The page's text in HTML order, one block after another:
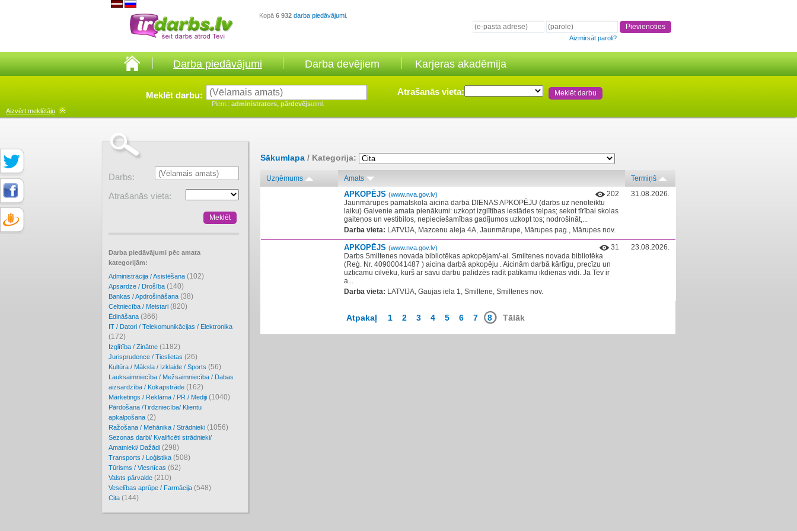
Kopā 6 932 darba piedāvājumi
Aizmirsāt paroli?
Darba piedāvājumi Darba devējiem Karjeras akadēmija
Meklēt darbu:
Piem.: administrators, pārdevējsutml.
Atrašanās vieta:
Aizvērt meklētāju
Darbs:
Atrašanās vieta:
Darba piedāvājumi pēc amata
kategorijām:
Administrācija / Asistēšana (102)
Apsardze / Drošība (140)
Bankas / Apdrošināšana (38)
Celtniecība / Meistari (820)
Ēdināšana (366)
IT / Datori / Telekomunikācijas / Elektronika
(172)
Izglītība / Zinātne (1182)
Jurisprudence / Tieslietas (26)
Kultūra / Māksla / Izklaide / Sports (56)
Lauksaimniecība / Mežsaimniecība / Dabas
aizsardzība / Kokapstrāde (162)
Mārketings / Reklāma / PR / Mediji (1040)
Pārdošana /Tirdzniecība/ Klientu
apkalpošana (2)
Ražošana / Mehānika / Strādnieki (1056)
Sezonas darbi/ Kvalificēti strādnieki/
Amatnieki/ Dažādi (298)
Transports / Loģistika (508)
Tūrisms / Viesnīcas (62)
Valsts pārvalde (210)
Veselības aprūpe / Farmācija (548)
Cita (144)
Sākumlapa / Kategorija:
Uzņēmums Amats Termiņš
APKOPĒJS (www.nva.gov.lv)
202
Jaunmārupes pamatskola aicina darbā DIENAS APKOPĒJU (darbs uz nenoteiktu
laiku) Galvenie amata pienākumi: uzkopt izglītības iestādes telpas; sekot tīrībai skolas
gaiteņos un vestibilos, nepieciešamības gadījumos uzkopt tos; nodrošināt,...
Darba vieta: LATVIJA, Mazcenu aleja 4A, Jaunmārupe, Mārupes pag., Mārupes nov.
31.08.2026.
APKOPĒJS (www.nva.gov.lv)
31
Darbs Smiltenes novada bibliotēkas apkopējam/-ai. Smiltenes novada bibliotēka
(Reģ. Nr. 40900041487 ) aicina darbā apkopēju . Aicinām darbā kārtīgu, precīzu un
uzticamu cilvēku, kurš ar savu darbu palīdzēs radīt patīkamu ikdienas vidi. Ja Tev ir
a...
Darba vieta: LATVIJA, Gaujas iela 1, Smiltene, Smiltenes nov.
23.08.2026.
Atpakaļ 1 2 3 4 5 6 7 8 Tālāk